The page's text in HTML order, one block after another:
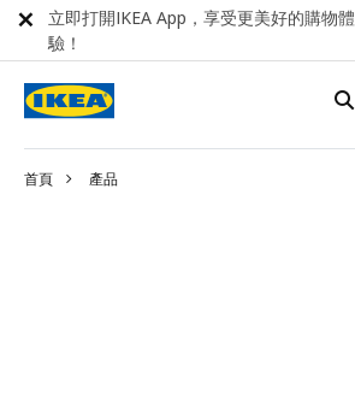
首頁 產品
立即打開IKEA App，享受更美好的購物體
驗！